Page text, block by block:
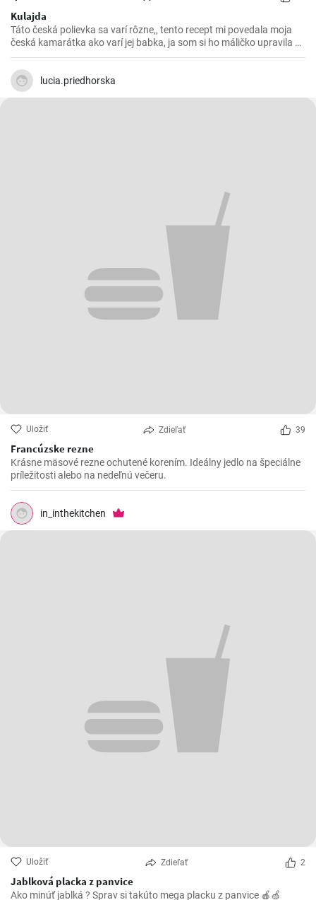
Kulajda
Táto česká polievka sa varí rôzne,, tento recept mi povedala moja
česká kamarátka ako varí jej babka, ja som si ho máličko upravila a
chutila nám s manželom. Skúste 😉
lucia.priedhorska
Uložiť Zdieľať 39
Francúzske rezne
Krásne mäsové rezne ochutené korením. Ideálny jedlo na špeciálne
príležitosti alebo na nedeľnú večeru.
in_inthekitchen
Uložiť Zdieľať 2
Jablková placka z panvice
Ako minúť jablká ? Sprav si takúto mega placku z panvice 🍎🍏